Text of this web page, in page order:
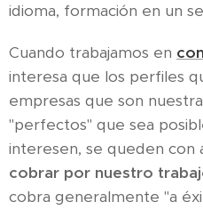
idioma, formación en un
Cuando trabajamos en
interesa que los perfiles
empresas que son
"perfectos" que sea
interesen, se queden con
cobrar por nuestro
cobra generalmente "a